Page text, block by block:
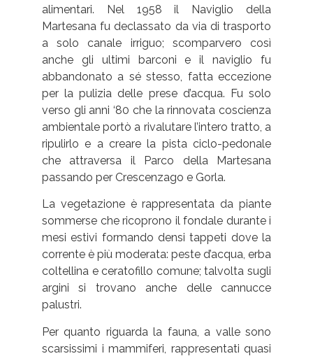
alimentari. Nel 1958 il Naviglio della
Martesana fu declassato da via di trasporto
a solo canale irriguo; scomparvero così
anche gli ultimi barconi e il naviglio fu
abbandonato a sé stesso, fatta eccezione
per la pulizia delle prese d’acqua. Fu solo
verso gli anni ‘80 che la rinnovata coscienza
ambientale portò a rivalutare l’intero tratto, a
ripulirlo e a creare la pista ciclo-pedonale
che attraversa il Parco della Martesana
passando per Crescenzago e Gorla.
La vegetazione è rappresentata da piante
sommerse che ricoprono il fondale durante i
mesi estivi formando densi tappeti dove la
corrente è più moderata: peste d’acqua, erba
coltellina e ceratofillo comune; talvolta sugli
argini si trovano anche delle cannucce
palustri.
Per quanto riguarda la fauna, a valle sono
scarsissimi i mammiferi, rappresentati quasi